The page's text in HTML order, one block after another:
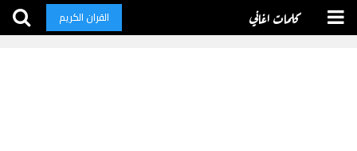
كلمات اغاني القران الكريم